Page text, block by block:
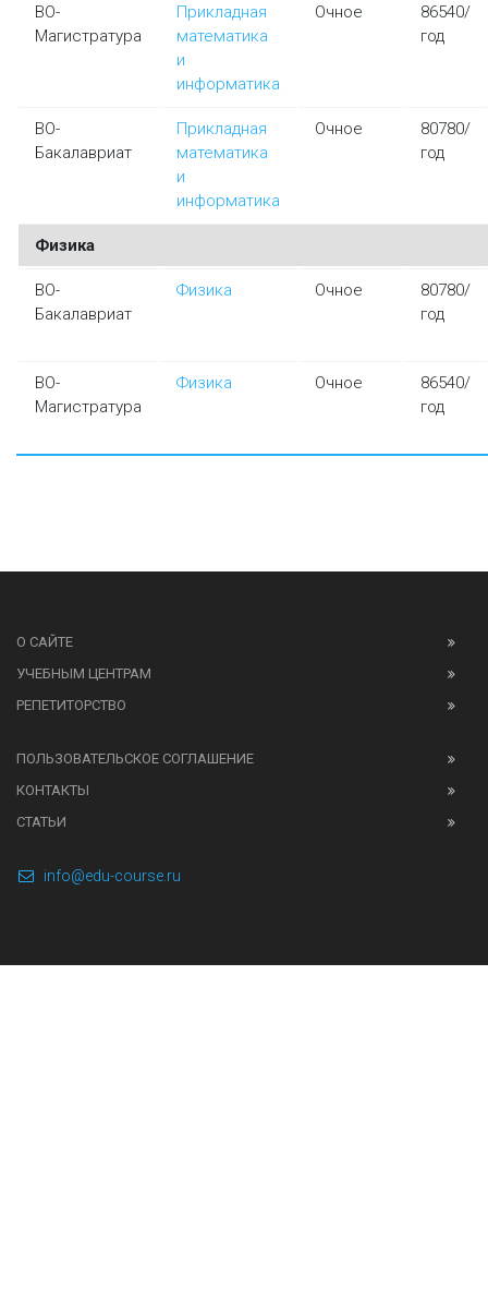
ВО-
Магистратура
Прикладная
математика
и
информатика
Очное
86540/
год
ВО-
Бакалавриат
Прикладная
математика
и
информатика
Очное
80780/
год
Физика
ВО-
Бакалавриат
Физика Очное
80780/
год
ВО-
Магистратура
Физика Очное
86540/
год
О САЙТЕ
УЧЕБНЫМ ЦЕНТРАМ
РЕПЕТИТОРСТВО
ПОЛЬЗОВАТЕЛЬСКОЕ СОГЛАШЕНИЕ
КОНТАКТЫ
СТАТЬИ
info@edu-course.ru